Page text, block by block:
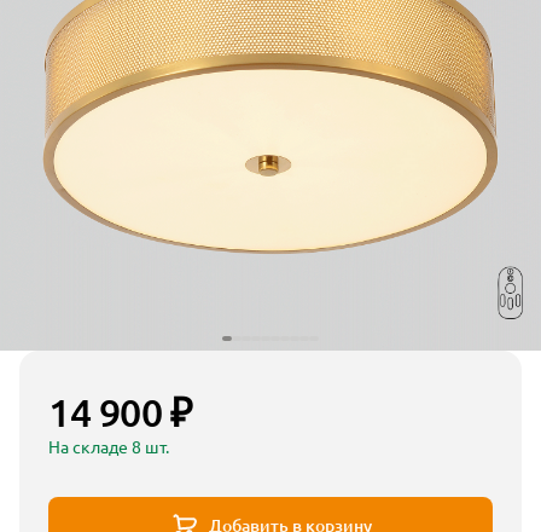
14 900 ₽
На складе 8 шт.
Добавить в корзину